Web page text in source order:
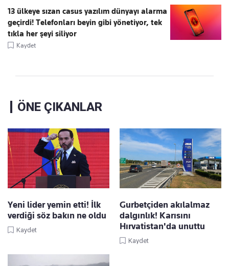
13 ülkeye sızan casus yazılım dünyayı alarma
geçirdi! Telefonları beyin gibi yönetiyor, tek
tıkla her şeyi siliyor
Kaydet
ÖNE ÇIKANLAR
Yeni lider yemin etti! İlk
verdiği söz bakın ne oldu
Kaydet
Gurbetçiden akılalmaz
dalgınlık! Karısını
Hırvatistan'da unuttu
Kaydet